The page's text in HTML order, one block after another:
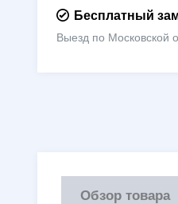
Бесплатный
Выезд по Московской
Обзор товара